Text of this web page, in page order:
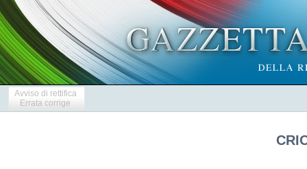
Avviso di rettifica
Errata corrige